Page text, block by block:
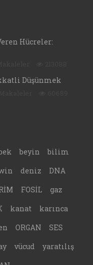
Hücreler:
Düşünmek
beyin
bilim
deniz
DNA
FOSİL
gaz
kanat
karınca
ORGAN
SES
vücud
yaratılış